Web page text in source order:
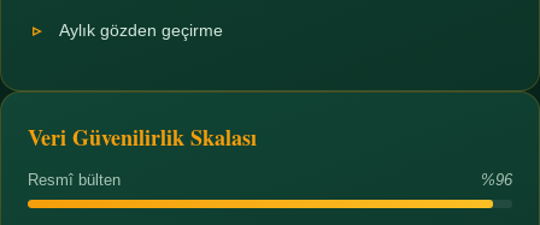
Aylık gözden geçirme
Veri Güvenilirlik Skalası
Resmî bülten %96